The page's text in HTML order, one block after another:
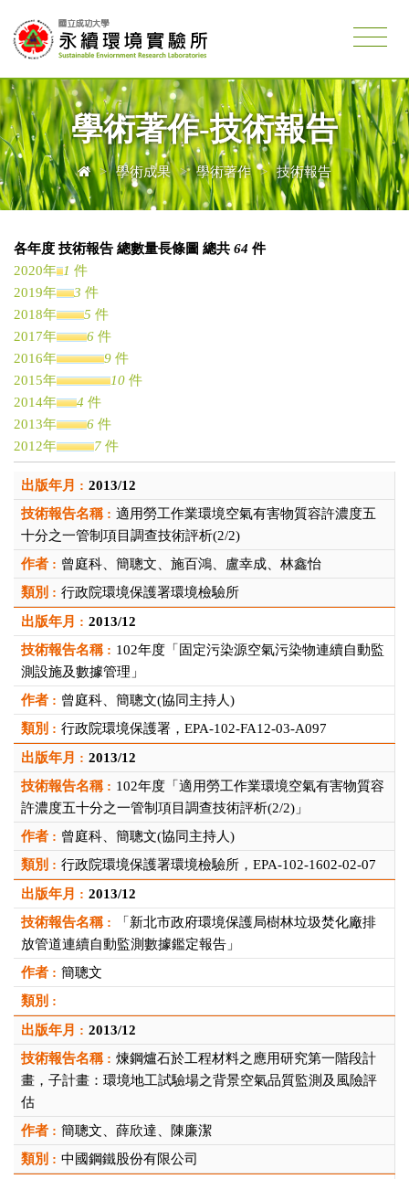
學術著作-技術報告
> 學術成果 > 學術著作 > 技術報告
各年度 技術報告 總數量長條圖 總共 64 件
2020年 1 件
2019年
3 件
2018年
5 件
2017年
6 件
2016年
9件
2015年
10 件
2014年
4 件
2013年
6 件
2012年
7件
2011年 1件
2010年 1件
2009年
2件
2007年
2件
2006年 1件
2005年
2件
2004年 1件
2003年
2 件
2002年 1件
2013/12
適用勞工作業環境空氣有害物質容許濃度五
十分之一管制項目調查技術評析(2/2)
曾庭科、簡聰文、施百鴻、盧幸成、林鑫怡
行政院環境保護署環境檢驗所
2013/12
102年度「固定污染源空氣污染物連續自動監
測設施及數據管理」
曾庭科、簡聰文(協同主持人)
行政院環境保護署，EPA-102-FA12-03-A097
2013/12
102年度「適用勞工作業環境空氣有害物質容
許濃度五十分之一管制項目調查技術評析(2/2)」
曾庭科、簡聰文(協同主持人)
行政院環境保護署環境檢驗所，EPA-102-1602-02-07
2013/12
「新北市政府環境保護局樹林垃圾焚化廠排
放管道連續自動監測數據鑑定報告」
簡聰文
2013/12
煉鋼爐石於工程材料之應用研究第一階段計
畫，子計畫：環境地工試驗場之背景空氣品質監測及風險評
估
簡聰文、薛欣達、陳廉潔
中國鋼鐵股份有限公司